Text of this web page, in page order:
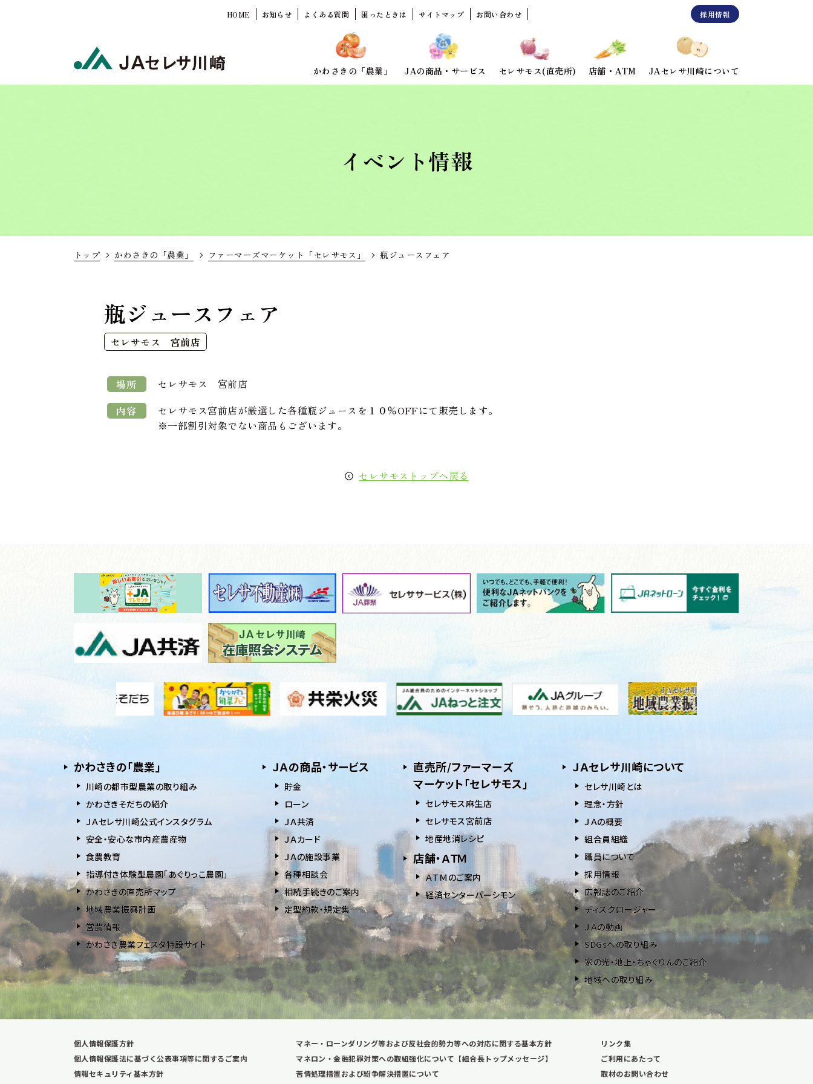
HOME お知らせ よくある質問 困ったときは サイトマップ お問い合わせ 採用情報
かわさきの「農業」 JAの商品・サービス セレサモス(直売所) 店舗・ATM JAセレサ川崎について
イベント情報
トップ かわさきの「農業」 ファーマーズマーケット「セレサモス」 瓶ジュースフェア
瓶ジュースフェア
セレサモス 宮前店
場所
セレサモス 宮前店
内容
セレサモス宮前店が厳選した各種瓶ジュースを１０％OFFにて販売します。
※一部割引対象でない商品もございます。
セレサモストップへ戻る
かわさきの「農業」
川崎の都市型農業の取り組み
かわさきそだちの紹介
ＪＡセレサ川崎公式インスタグラム
安全・安⼼な市内産農産物
⾷農教育
指導付き体験型農園「あぐりっこ農園」
かわさきの直売所マップ
地域農業振興計画
営農情報
かわさき農業フェスタ特設サイト
ＪＡの商品・サービス
貯⾦
ローン
ＪＡ共済
ＪＡカード
ＪＡの施設事業
各種相談会
相続⼿続きのご案内
定型約款・規定集
直売所/ファーマーズ
マーケット「セレサモス」
セレサモス麻生店
セレサモス宮前店
地産地消レシピ
店舗・ＡＴＭ
ＡＴＭのご案内
経済センターパーシモン
ＪＡセレサ川崎について
セレサ川崎とは
理念・方針
ＪＡの概要
組合員組織
職員について
採用情報
広報誌のご紹介
ディスクロージャー
ＪＡの動画
SDGsへの取り組み
家の光・地上・ちゃぐりんのご紹介
地域への取り組み
個人情報保護方針
個人情報保護法に基づく公表事項等に関するご案内
情報セキュリティ基本方針
マネー・ローンダリング等および反社会的勢力等への対応に関する基本方針
マネロン・金融犯罪対策への取組強化について【組合長トップメッセージ】
苦情処理措置および紛争解決措置について
リンク集
ご利用にあたって
取材のお問い合わせ